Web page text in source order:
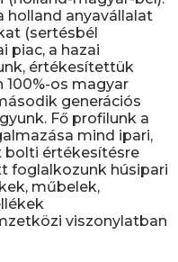
holland anyavállalat
(sertésbél
piac, a hazai
értékesítettük
os magyar
generációs
Fő profilunk a
mind ipari,
bolti értékesítésre
foglalkozunk húsipari
műbelek,
viszonylatban